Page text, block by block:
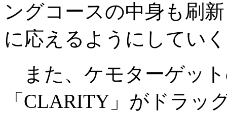
ングコースの中身も刷
に応えるようにしてい
また、ケモターゲッ
「CLARITY」がドラッ